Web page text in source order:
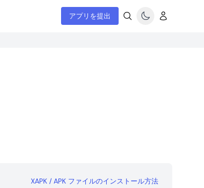
アプリを提出
XAPK / APK ファイルのインストール方法